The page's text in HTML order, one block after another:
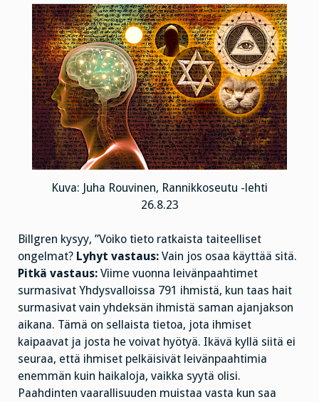
Kuva: Juha Rouvinen, Rannikkoseutu -lehti
26.8.23
Billgren kysyy, ”Voiko tieto ratkaista taiteelliset
ongelmat? Lyhyt vastaus: Vain jos osaa käyttää sitä.
Pitkä vastaus: Viime vuonna leivänpaahtimet
surmasivat Yhdysvalloissa 791 ihmistä, kun taas hait
surmasivat vain yhdeksän ihmistä saman ajanjakson
aikana. Tämä on sellaista tietoa, jota ihmiset
kaipaavat ja josta he voivat hyötyä. Ikävä kyllä siitä ei
seuraa, että ihmiset pelkäisivät leivänpaahtimia
enemmän kuin haikaloja, vaikka syytä olisi.
Paahdinten vaarallisuuden muistaa vasta kun saa